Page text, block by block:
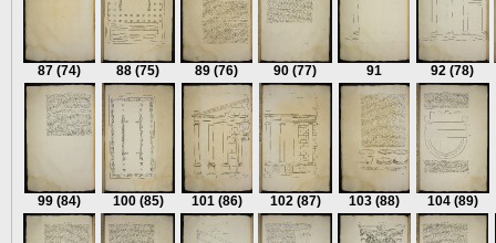
87 (74) 88 (75) 89 (76) 90 (77) 91 92 (78)
99 (84) 100 (85) 101 (86) 102 (87) 103 (88) 104 (89)